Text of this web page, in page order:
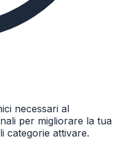
necessari al
per migliorare la tua
categorie attivare.